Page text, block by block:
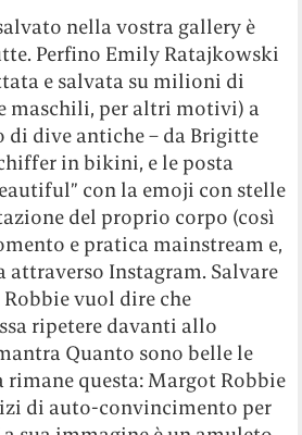
nella vostra gallery è
Perfino Emily Ratajkowski
e salvata su milioni di
maschili, per altri motivi) a
di dive antiche – da Brigitte
in bikini, e le posta
con la emoji con stelle
del proprio corpo (così
e pratica mainstream e,
attraverso Instagram. Salvare
vuol dire che
ripetere davanti allo
Quanto sono belle le
rimane questa: Margot Robbie
di auto-convincimento per